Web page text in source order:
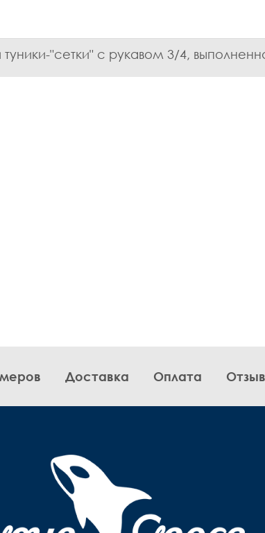
"сетки" с рукавом 3/4,
Доставка Оплата